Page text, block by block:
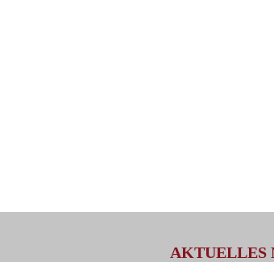
AKTUELLES